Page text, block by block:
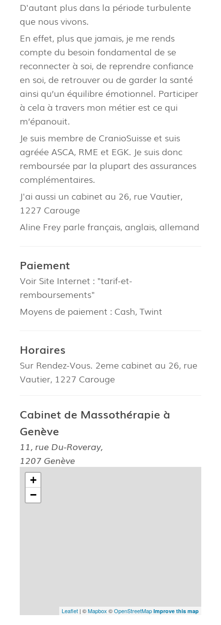
D'autant plus dans la période turbulente
que nous vivons.
En effet, plus que jamais, je me rends
compte du besoin fondamental de se
reconnecter à soi, de reprendre confiance
en soi, de retrouver ou de garder la santé
ainsi qu’un équilibre émotionnel. Participer
à cela à travers mon métier est ce qui
m’épanouit.
Je suis membre de CranioSuisse et suis
agréée ASCA, RME et EGK. Je suis donc
remboursée par la plupart des assurances
complémentaires.
J'ai aussi un cabinet au 26, rue Vautier,
1227 Carouge
Aline Frey parle français, anglais, allemand
Paiement
Voir Site Internet : "tarif-et-
remboursements"
Moyens de paiement : Cash, Twint
Horaires
Sur Rendez-Vous. 2eme cabinet au 26, rue
Vautier, 1227 Carouge
Cabinet de Massothérapie à
Genève
11, rue Du-Roveray,
1207 Genève
+
−
Leaflet | ©Mapbox ©OpenStreetMap Improve this map